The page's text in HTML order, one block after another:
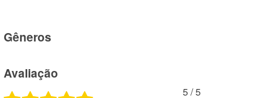
Gêneros
Avaliação
5 /5